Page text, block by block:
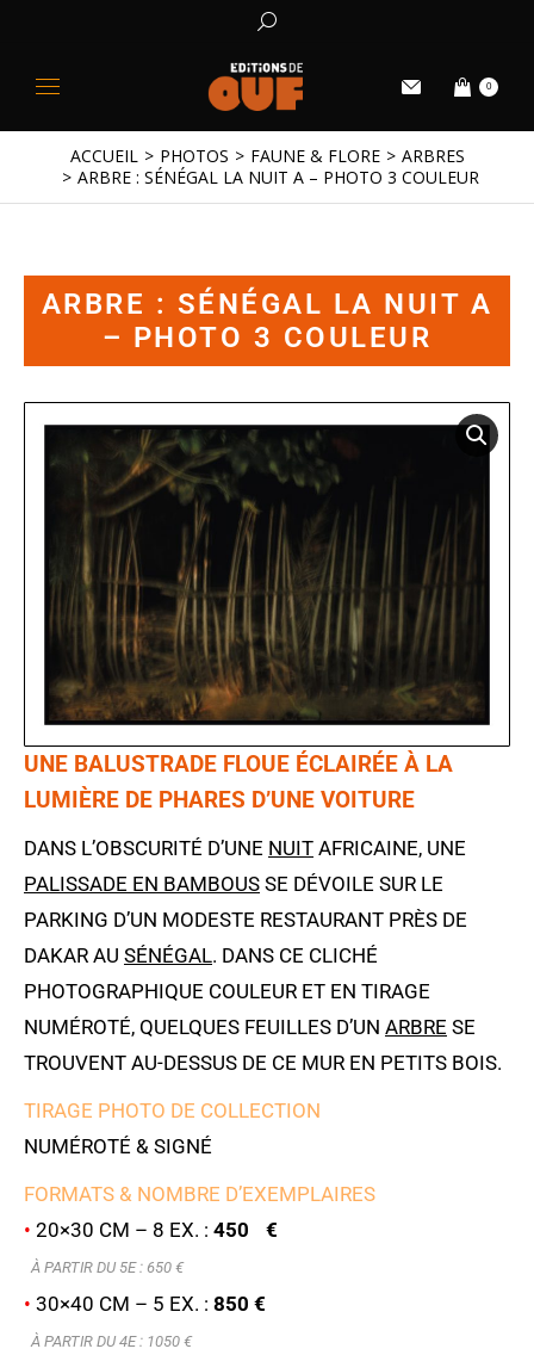
0
Vous êtes ici :
ACCUEIL PHOTOS FAUNE & FLORE
ARBRES
ARBRE : SÉNÉGAL LA NUIT A – PHOTO 3 COULEUR
ARBRE : SÉNÉGAL LA NUIT A
– PHOTO 3 COULEUR
UNE BALUSTRADE FLOUE ÉCLAIRÉE À LA
LUMIÈRE DE PHARES D’UNE VOITURE
DANS L’OBSCURITÉ D’UNE NUIT AFRICAINE, UNE
PALISSADE EN BAMBOUS SE DÉVOILE SUR LE
PARKING D’UN MODESTE RESTAURANT PRÈS DE
DAKAR AU SÉNÉGAL. DANS CE CLICHÉ
PHOTOGRAPHIQUE COULEUR ET EN TIRAGE
NUMÉROTÉ, QUELQUES FEUILLES D’UN ARBRE SE
TROUVENT AU-DESSUS DE CE MUR EN PETITS BOIS.
TIRAGE PHOTO DE COLLECTION
NUMÉROTÉ & SIGNÉ
FORMATS & NOMBRE D’EXEMPLAIRES
• 20×30 CM – 8 EX. : 450 €
À PARTIR DU 5E : 650 €
• 30×40 CM – 5 EX. : 850 €
À PARTIR DU 4E : 1050 €